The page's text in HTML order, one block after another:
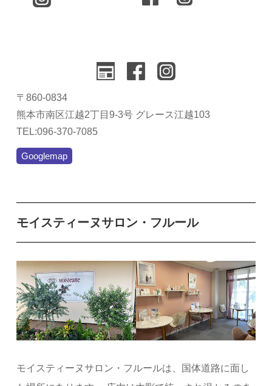
〒860-0834
熊本市南区江越2丁目9-3号 グレース江越103
TEL:096-370-7085
Googlemap
モイスティーヌサロン・フルール
モイスティーヌサロン・フルールは、国体道路に面し